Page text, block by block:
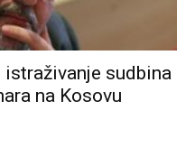
istraživanje sudbina
na Kosovu